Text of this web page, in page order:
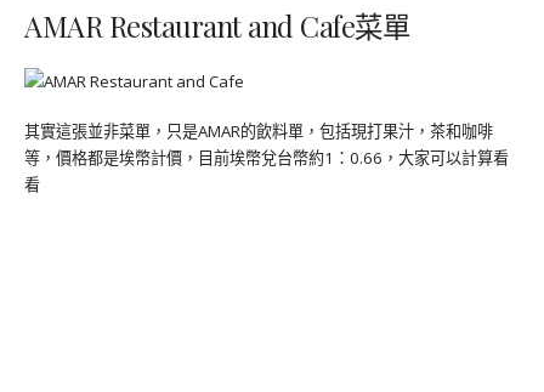
AMAR Restaurant and Cafe菜單
其實這張並非菜單，只是AMAR的飲料單，包括現打果汁，茶和咖啡
等，價格都是埃幣計價，目前埃幣兌台幣約1：0.66，大家可以計算看
看